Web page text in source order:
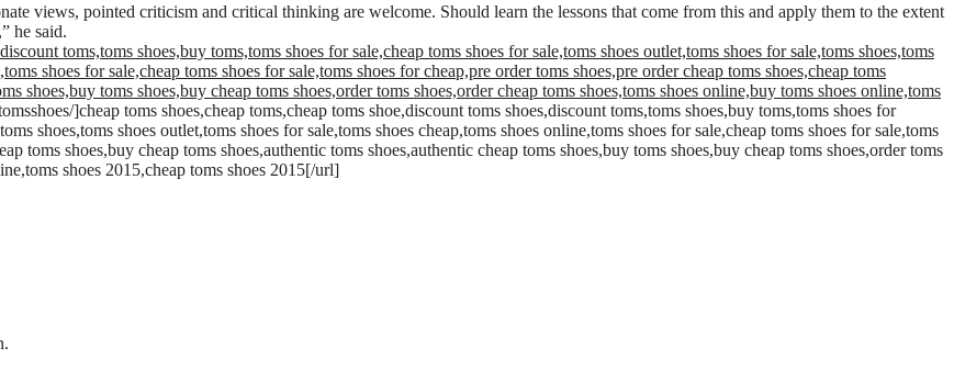
views, pointed criticism and critical thinking are welcome. Should learn the lessons that come from this and apply them to the extent
he said.
toms,toms shoes,buy toms,toms shoes for sale,cheap toms shoes for sale,toms shoes outlet,toms shoes for sale,toms shoes,toms
shoes for sale,cheap toms shoes for sale,toms shoes for cheap,pre order toms shoes,pre order cheap toms shoes,cheap toms
shoes,buy toms shoes,buy cheap toms shoes,order toms shoes,order cheap toms shoes,toms shoes online,buy toms shoes online,toms
]cheap toms shoes,cheap toms,cheap toms shoe,discount toms shoes,discount toms,toms shoes,buy toms,toms shoes for
shoes,toms shoes outlet,toms shoes for sale,toms shoes cheap,toms shoes online,toms shoes for sale,cheap toms shoes for sale,toms
toms shoes,buy cheap toms shoes,authentic toms shoes,authentic cheap toms shoes,buy toms shoes,buy cheap toms shoes,order toms
shoes 2015,cheap toms shoes 2015[/url]